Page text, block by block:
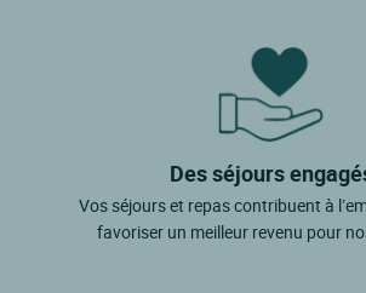
Des séjours
Vos séjours et repas contribuent à
favoriser un meilleur revenu pour